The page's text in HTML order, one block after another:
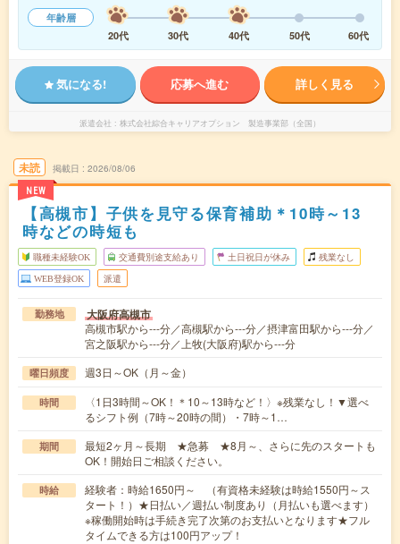
年齢層
20代
30代 40代 50代 60代
気になる! 応募へ進む 詳しく見る
派遣会社 株式会社綜合キャリアオプション 製造事業部（全国）
未読
NEW
掲載日 2026/08/06
【高槻市】子供を見守る保育補助＊10時～13
時などの時短も
職種未経験OK 交通費別途支給あり 土日祝日が休み 残業なし
WEB登録OK 派遣
勤務地 大阪府高槻市
高槻市駅から---分／高槻駅から---分／摂津富田駅から---分／
宮之阪駅から---分／上牧(大阪府)駅から---分
曜日頻度 週3日～OK（月～金）
時間
〈1日3時間～OK！＊10～13時など！〉※残業なし！▼選べ
るシフト例（7時～20時の間）・7時～1…
期間
最短2ヶ月～長期 ★急募 ★8月～、さらに先のスタートも
OK！開始日ご相談ください。
時給
経験者：時給1650円～ （有資格未経験は時給1550円～ス
タート！）★日払い／週払い制度あり（月払いも選べます）
※稼働開始時は手続き完了次第のお支払いとなります★フル
タイムできる方は100円アップ！